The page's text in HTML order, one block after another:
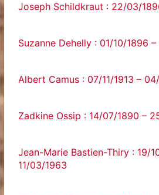
Joseph Schildkraut : 22/03/
Suzanne Dehelly : 01/10/1896
Albert Camus : 07/11/1913 –
Zadkine Ossip : 14/07/1890 –
Jean-Marie Bastien-Thiry : 19/
11/03/1963